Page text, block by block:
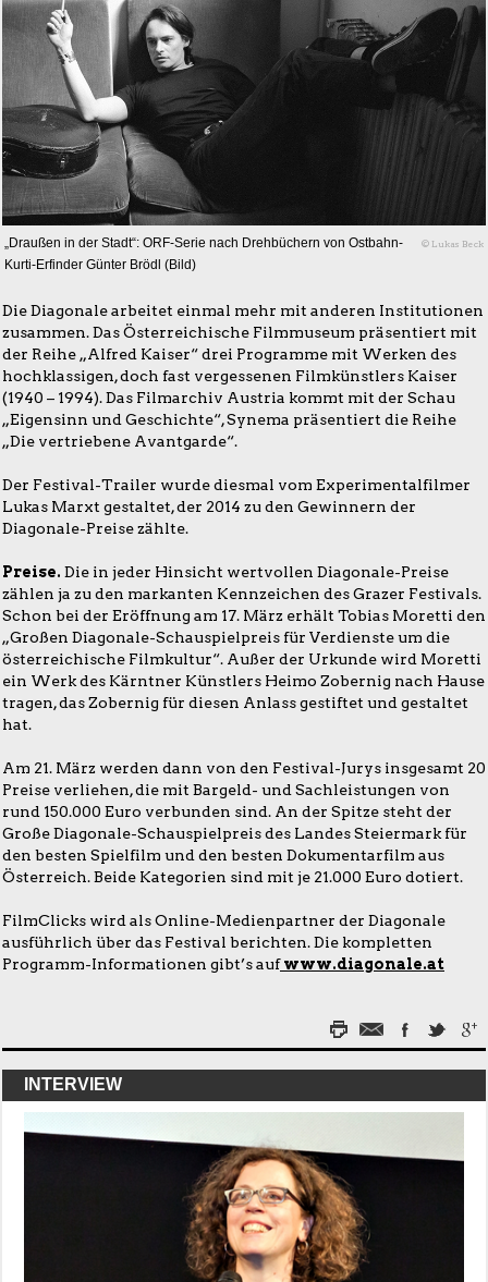
„Draußen in der Stadt“: ORF-Serie nach Drehbüchern von Ostbahn-
Kurti-Erfinder Günter Brödl (Bild)
© Lukas Beck
Die Diagonale arbeitet einmal mehr mit anderen Institutionen
zusammen. Das Österreichische Filmmuseum präsentiert mit
der Reihe „Alfred Kaiser“ drei Programme mit Werken des
hochklassigen, doch fast vergessenen Filmkünstlers Kaiser
(1940 – 1994). Das Filmarchiv Austria kommt mit der Schau
„Eigensinn und Geschichte“, Synema präsentiert die Reihe
„Die vertriebene Avantgarde“.
Der Festival-Trailer wurde diesmal vom Experimentalfilmer
Lukas Marxt gestaltet, der 2014 zu den Gewinnern der
Diagonale-Preise zählte.
Preise. Die in jeder Hinsicht wertvollen Diagonale-Preise
zählen ja zu den markanten Kennzeichen des Grazer Festivals.
Schon bei der Eröffnung am 17. März erhält Tobias Moretti den
„Großen Diagonale-Schauspielpreis für Verdienste um die
österreichische Filmkultur“. Außer der Urkunde wird Moretti
ein Werk des Kärntner Künstlers Heimo Zobernig nach Hause
tragen, das Zobernig für diesen Anlass gestiftet und gestaltet
hat.
Am 21. März werden dann von den Festival-Jurys insgesamt 20
Preise verliehen, die mit Bargeld- und Sachleistungen von
rund 150.000 Euro verbunden sind. An der Spitze steht der
Große Diagonale-Schauspielpreis des Landes Steiermark für
den besten Spielfilm und den besten Dokumentarfilm aus
Österreich. Beide Kategorien sind mit je 21.000 Euro dotiert.
FilmClicks wird als Online-Medienpartner der Diagonale
ausführlich über das Festival berichten. Die kompletten
Programm-Informationen gibt’s aufwww.diagonale.at
INTERVIEW